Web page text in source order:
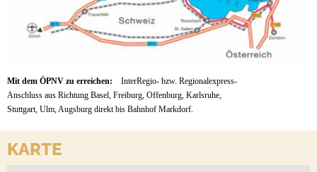
Mit dem ÖPNV zu erreichen:
InterRegio- bzw. Regionalexpress-
Anschluss aus Richtung Basel, Freiburg, Offenburg, Karlsruhe,
Stuttgart, Ulm, Augsburg direkt bis Bahnhof Markdorf.
KARTE